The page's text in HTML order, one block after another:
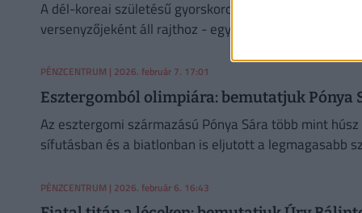
A dél-koreai születésű gyorskorcsolyázó, Mun
versenyzőjeként áll rajthoz - egyik legnagyobb vágya,
PÉNZCENTRUM | 2026. február 7. 17:01
Esztergomból olimpiára: bemutatjuk
Az esztergomi származású Pónya Sára több mint
sífutásban és a biatlonban is eljutott a legmagasabb
PÉNZCENTRUM | 2026. február 6. 16:43